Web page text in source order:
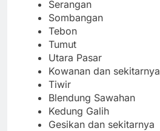
Serangan
Sombangan
Tebon
Tumut
Utara Pasar
Kowanan dan sekitarnya
Tiwir
Blendung Sawahan
Kedung Galih
Gesikan dan sekitarnya